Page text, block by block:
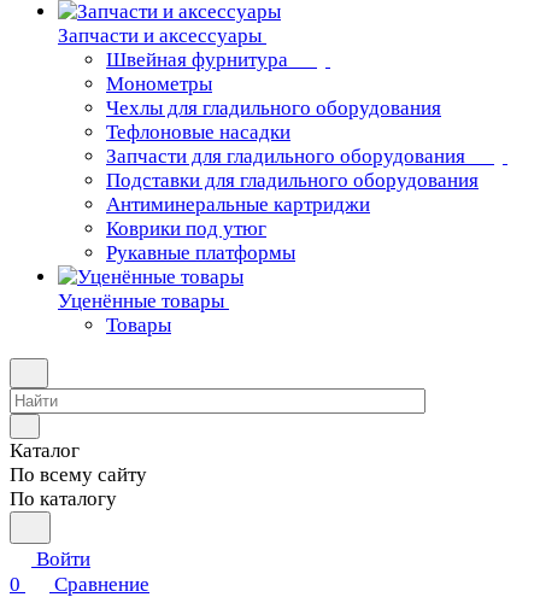
Запчасти и аксессуары
Швейная фурнитура
Монометры
Чехлы для гладильного оборудования
Тефлоновые насадки
Запчасти для гладильного оборудования
Подставки для гладильного оборудования
Антиминеральные картриджи
Коврики под утюг
Рукавные платформы
Уценённые товары
Товары
Каталог
По всему сайту
По каталогу
Войти
0
Сравнение